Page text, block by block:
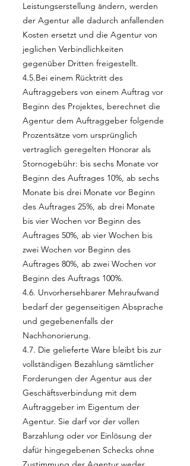
Leistungserstellung ändern, werden
der Agentur alle dadurch anfallenden
Kosten ersetzt und die Agentur von
jeglichen Verbindlichkeiten
gegenüber Dritten freigestellt.
4.5.Bei einem Rücktritt des
Auftraggebers von einem Auftrag vor
Beginn des Projektes, berechnet die
Agentur dem Auftraggeber folgende
Prozentsätze vom ursprünglich
vertraglich geregelten Honorar als
Stornogebühr: bis sechs Monate vor
Beginn des Auftrages 10%, ab sechs
Monate bis drei Monate vor Beginn
des Auftrages 25%, ab drei Monate
bis vier Wochen vor Beginn des
Auftrages 50%, ab vier Wochen bis
zwei Wochen vor Beginn des
Auftrages 80%, ab zwei Wochen vor
Beginn des Auftrags 100%.
4.6. Unvorhersehbarer Mehraufwand
bedarf der gegenseitigen Absprache
und gegebenenfalls der
Nachhonorierung.
4.7. Die gelieferte Ware bleibt bis zur
vollständigen Bezahlung sämtlicher
Forderungen der Agentur aus der
Geschäftsverbindung mit dem
Auftraggeber im Eigentum der
Agentur. Sie darf vor der vollen
Barzahlung oder vor Einlösung der
dafür hingegebenen Schecks ohne